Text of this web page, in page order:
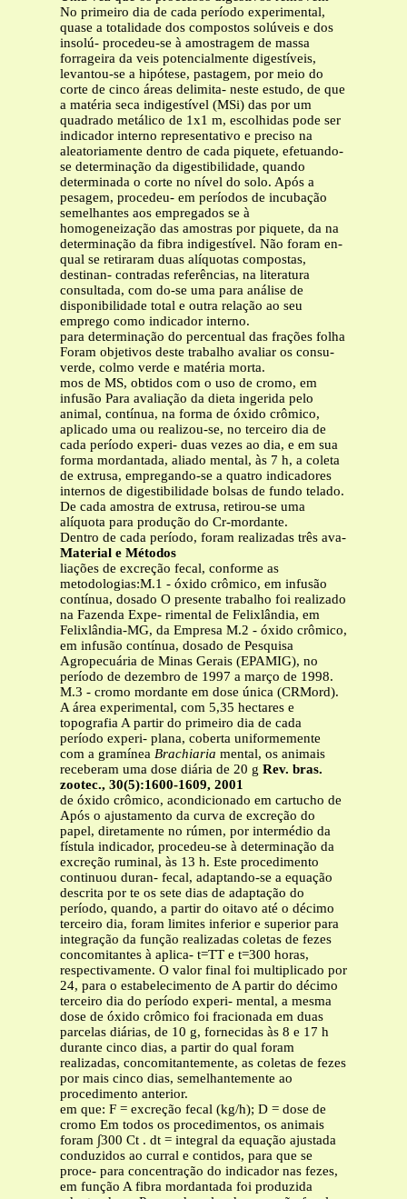
No primeiro dia de cada período experimental,
quase a totalidade dos compostos solúveis e dos
insolú- procedeu-se à amostragem de massa
forrageira da veis potencialmente digestíveis,
levantou-se a hipótese, pastagem, por meio do
corte de cinco áreas delimita- neste estudo, de que
a matéria seca indigestível (MSi) das por um
quadrado metálico de 1x1 m, escolhidas pode ser
indicador interno representativo e preciso na
aleatoriamente dentro de cada piquete, efetuando-
se determinação da digestibilidade, quando
determinada o corte no nível do solo. Após a
pesagem, procedeu- em períodos de incubação
semelhantes aos empregados se à
homogeneização das amostras por piquete, da na
determinação da fibra indigestível. Não foram en-
qual se retiraram duas alíquotas compostas,
destinan- contradas referências, na literatura
consultada, com do-se uma para análise de
disponibilidade total e outra relação ao seu
emprego como indicador interno.
para determinação do percentual das frações folha
Foram objetivos deste trabalho avaliar os consu-
verde, colmo verde e matéria morta.
mos de MS, obtidos com o uso de cromo, em
infusão Para avaliação da dieta ingerida pelo
animal, contínua, na forma de óxido crômico,
aplicado uma ou realizou-se, no terceiro dia de
cada período experi- duas vezes ao dia, e em sua
forma mordantada, aliado mental, às 7 h, a coleta
de extrusa, empregando-se a quatro indicadores
internos de digestibilidade bolsas de fundo telado.
De cada amostra de extrusa, retirou-se uma
alíquota para produção do Cr-mordante.
Dentro de cada período, foram realizadas três ava-
Material e Métodos
liações de excreção fecal, conforme as
metodologias:M.1 - óxido crômico, em infusão
contínua, dosado O presente trabalho foi realizado
na Fazenda Expe- rimental de Felixlândia, em
Felixlândia-MG, da Empresa M.2 - óxido crômico,
em infusão contínua, dosado de Pesquisa
Agropecuária de Minas Gerais (EPAMIG), no
período de dezembro de 1997 a março de 1998.
M.3 - cromo mordante em dose única (CRMord).
A área experimental, com 5,35 hectares e
topografia A partir do primeiro dia de cada
período experi- plana, coberta uniformemente
com a gramínea Brachiaria mental, os animais
receberam uma dose diária de 20 g Rev. bras.
zootec., 30(5):1600-1609, 2001
de óxido crômico, acondicionado em cartucho de
Após o ajustamento da curva de excreção do
papel, diretamente no rúmen, por intermédio da
fístula indicador, procedeu-se à determinação da
excreção ruminal, às 13 h. Este procedimento
continuou duran- fecal, adaptando-se a equação
descrita por te os sete dias de adaptação do
período, quando, a partir do oitavo até o décimo
terceiro dia, foram limites inferior e superior para
integração da função realizadas coletas de fezes
concomitantes à aplica- t=TT e t=300 horas,
respectivamente. O valor final foi multiplicado por
24, para o estabelecimento de A partir do décimo
terceiro dia do período experi- mental, a mesma
dose de óxido crômico foi fracionada em duas
parcelas diárias, de 10 g, fornecidas às 8 e 17 h
durante cinco dias, a partir do qual foram
realizadas, concomitantemente, as coletas de fezes
por mais cinco dias, semelhantemente ao
procedimento anterior.
em que: F = excreção fecal (kg/h); D = dose de
cromo Em todos os procedimentos, os animais
foram ∫300 Ct . dt = integral da equação ajustada
conduzidos ao curral e contidos, para que se
proce- para concentração do indicador nas fezes,
em função A fibra mordantada foi produzida